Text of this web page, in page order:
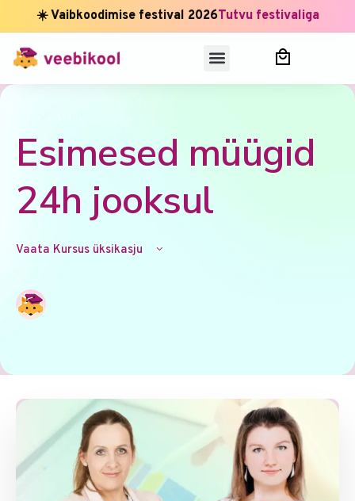
☀️ Vaibkoodimise festival 2026Tutvu festivaliga
, ,
Esimesed müügid
24h jooksul
Vaata Kursus üksikasju